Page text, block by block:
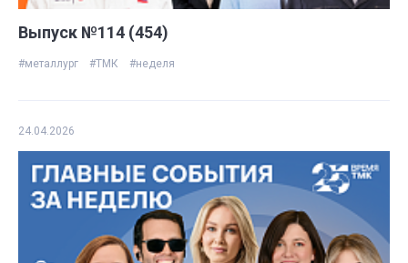
Выпуск №114 (454)
#металлург #ТМК #неделя
24.04.2026